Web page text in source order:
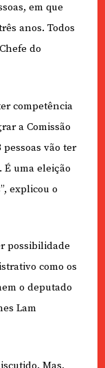
em que
anos. Todos
do
competência
a Comissão
pessoas vão ter
É uma eleição
explicou o
possibilidade
como os
o deputado
Lam
Mas,